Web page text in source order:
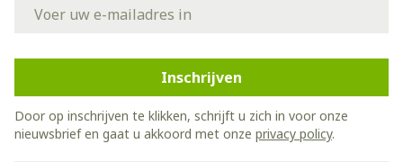
Inschrijven
Door op inschrijven te klikken, schrijft u zich in voor onze
nieuwsbrief en gaat u akkoord met onze privacy policy.